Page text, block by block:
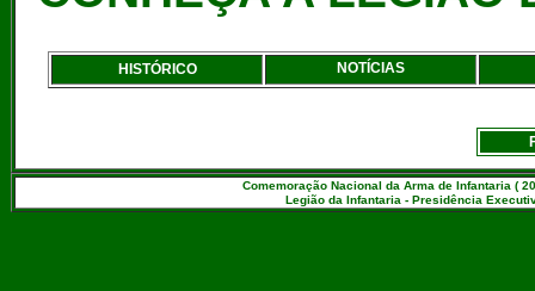
HISTÓRICO NOTÍCIAS
Comemoração Nacional da Arma de Infantaria (
Legião da Infantaria - Presidência